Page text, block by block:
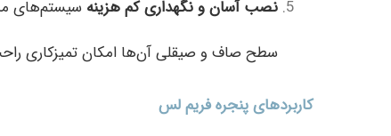
نصب آسان و نگهداری کم هزینه سیستم‌های
سطح صاف و صیقلی آن‌ها امکان تمیزکاری
کاربردهای پنجره فریم لس